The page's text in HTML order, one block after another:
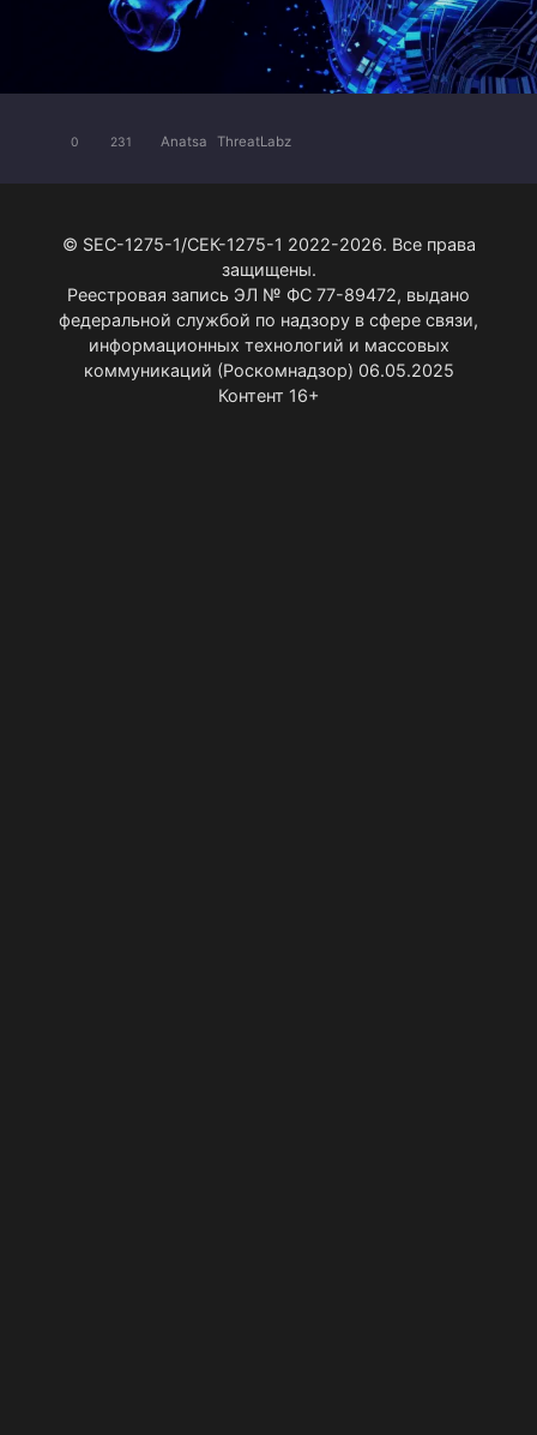
0 231 Anatsa ThreatLabz
© SEC-1275-1/СЕК-1275-1 2022-2026. Все права
защищены.
Реестровая запись ЭЛ № ФС 77-89472, выдано
федеральной службой по надзору в сфере связи,
информационных технологий и массовых
коммуникаций (Роскомнадзор) 06.05.2025
Контент 16+